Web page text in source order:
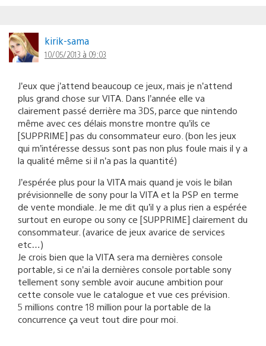
kirik-sama
10/05/2013 à 09:03
J’eux que j’attend beaucoup ce jeux, mais je n’attend
plus grand chose sur VITA. Dans l’année elle va
clairement passé derrière ma 3DS, parce que nintendo
même avec ces délais monstre montre qu’ils ce
[SUPPRIME] pas du consommateur euro. (bon les jeux
qui m’intéresse dessus sont pas non plus foule mais il y a
la qualité même si il n’a pas la quantité)
J’espérée plus pour la VITA mais quand je vois le bilan
prévisionnelle de sony pour la VITA et la PSP en terme
de vente mondiale. Je me dit qu’il y a plus rien a espérée
surtout en europe ou sony ce [SUPPRIME] clairement du
consommateur. (avarice de jeux avarice de services
etc…)
Je crois bien que la VITA sera ma dernières console
portable, si ce n’ai la dernières console portable sony
tellement sony semble avoir aucune ambition pour
cette console vue le catalogue et vue ces prévision.
5 millions contre 18 million pour la portable de la
concurrence ça veut tout dire pour moi.